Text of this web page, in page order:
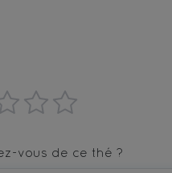
stars
vous de ce thé ?